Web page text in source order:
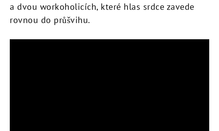
a dvou workoholicích, které hlas srdce zavede
rovnou do průšvihu.